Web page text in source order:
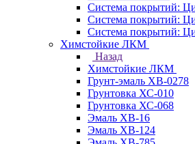
Система покрытий:
Система покрытий:
Система покрытий:
Химстойкие ЛКМ
Назад
Химстойкие ЛКМ
Грунт-эмаль ХВ-0278
Грунтовка ХС-010
Грунтовка ХС-068
Эмаль ХВ-16
Эмаль ХВ-124